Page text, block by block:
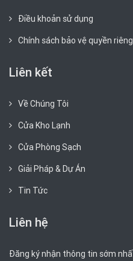
Điều khoản sử dụng
Chính sách bảo vệ quyền
Liên kết
Về Chúng Tôi
Cửa Kho Lạnh
Cửa Phòng Sạch
Giải Pháp & Dự Án
Tin Tức
Liên hệ
Đăng ký nhận thông tin sớm